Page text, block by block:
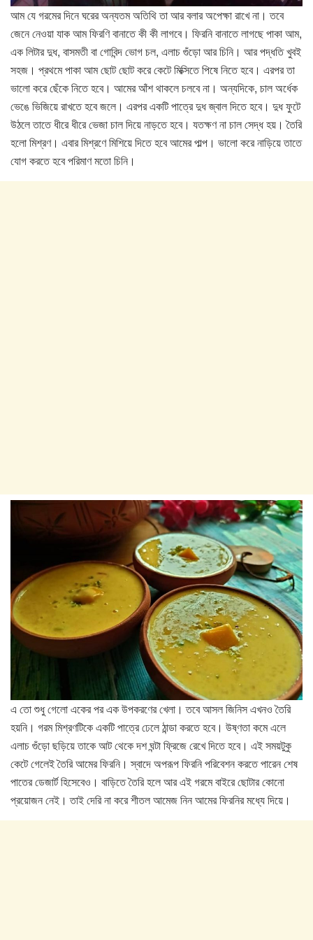
আম যে গরমের দিনে ঘরের অন্যতম অতিথি তা আর বলার অপেক্ষা রাখে না। তবে
জেনে নেওয়া যাক আম ফিরণি বানাতে কী কী লাগবে। ফিরনি বানাতে লাগছে পাকা আম,
এক লিটার দুধ, বাসমতী বা গোবিন্দ ভোগ চল, এলাচ গুঁড়ো আর চিনি। আর পদ্ধতি খুবই
সহজ। প্রথমে পাকা আম ছোট ছোট করে কেটে মিক্সিতে পিষে নিতে হবে। এরপর তা
ভালো করে ছেঁকে নিতে হবে। আমের আঁশ থাকলে চলবে না। অন্যদিকে, চাল অর্ধেক
ভেঙে ভিজিয়ে রাখতে হবে জলে। এরপর একটি পাত্রে দুধ জ্বাল দিতে হবে। দুধ ফুটে
উঠলে তাতে ধীরে ধীরে ভেজা চাল দিয়ে নাড়তে হবে। যতক্ষণ না চাল সেদ্ধ হয়। তৈরি
হলো মিশ্রণ। এবার মিশ্রণে মিশিয়ে দিতে হবে আমের পাল্প। ভালো করে নাড়িয়ে তাতে
যোগ করতে হবে পরিমাণ মতো চিনি।
এ তো শুধু গেলো একের পর এক উপকরণের খেলা। তবে আসল জিনিস এখনও তৈরি
হয়নি। গরম মিশ্রণটিকে একটি পাত্রে ঢেলে ঠান্ডা করতে হবে। উষ্ণতা কমে এলে
এলাচ গুঁড়ো ছড়িয়ে তাকে আট থেকে দশ ঘন্টা ফ্রিজে রেখে দিতে হবে। এই সময়টুকু
কেটে গেলেই তৈরি আমের ফিরনি। স্বাদে অপরূপ ফিরনি পরিবেশন করতে পারেন শেষ
পাতের ডেজার্ট হিসেবেও। বাড়িতে তৈরি হলে আর এই গরমে বাইরে ছোটার কোনো
প্রয়োজন নেই। তাই দেরি না করে শীতল আমেজ নিন আমের ফিরনির মধ্যে দিয়ে।